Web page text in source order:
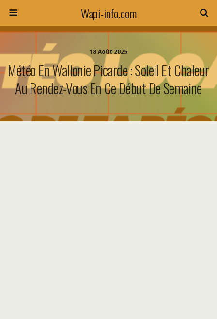
Wapi-info.com
18 Août 2025
Météo En Wallonie Picarde : Soleil Et Chaleur
Au Rendez-Vous En Ce Début De Semaine